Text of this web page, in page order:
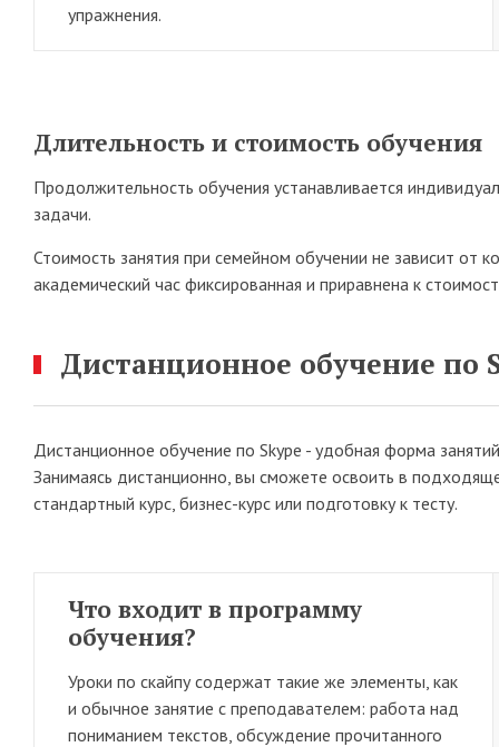
упражнения.
Длительность и стоимость обучения
Продолжительность обучения устанавливается
задачи.
Стоимость занятия при семейном обучении не зависит от
академический час фиксированная и приравнена к
Дистанционное обучение по
Дистанционное обучение по Skype - удобная форма
Занимаясь дистанционно, вы сможете освоить в
стандартный курс, бизнес-курс или подготовку к тесту.
Что входит в программу
обучения?
Уроки по скайпу содержат такие же элементы, как
и обычное занятие с преподавателем: работа над
пониманием текстов, обсуждение прочитанного